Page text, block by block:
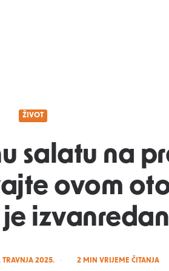
ŽIVOT
salatu na
ovom
izvanredan
TRAVNJA 2025. 2 MIN VRIJEME ČITANJA